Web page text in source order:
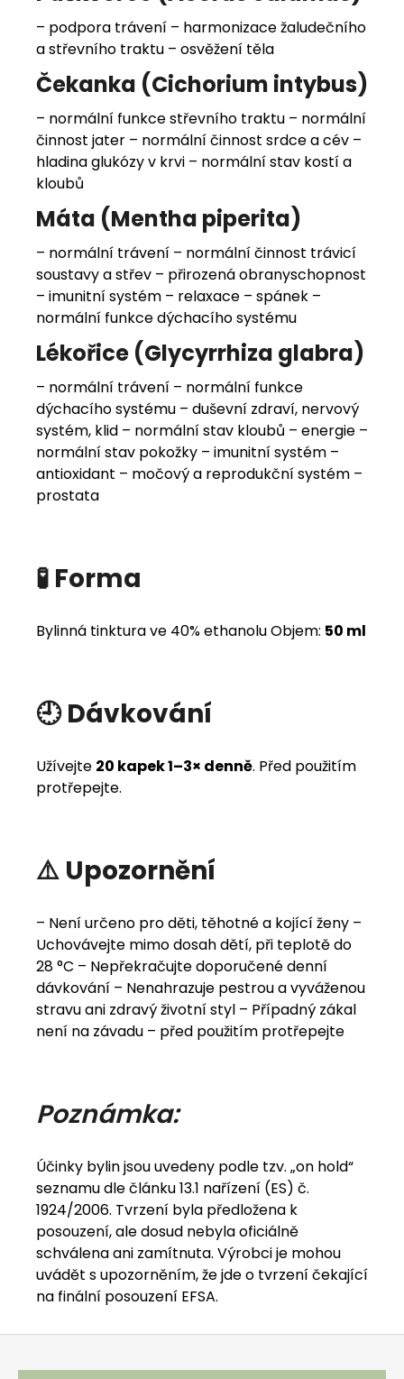
– podpora trávení – harmonizace žaludečního
a střevního traktu – osvěžení těla
Čekanka (Cichorium intybus)
– normální funkce střevního traktu – normální
činnost jater – normální činnost srdce a cév –
hladina glukózy v krvi – normální stav kostí a
kloubů
Máta (Mentha piperita)
– normální trávení – normální činnost trávicí
soustavy a střev – přirozená obranyschopnost
– imunitní systém – relaxace – spánek –
normální funkce dýchacího systému
Lékořice (Glycyrrhiza glabra)
– normální trávení – normální funkce
dýchacího systému – duševní zdraví, nervový
systém, klid – normální stav kloubů – energie –
normální stav pokožky – imunitní systém –
antioxidant – močový a reprodukční systém –
prostata
🧪 Forma
Bylinná tinktura ve 40% ethanolu Objem: 50 ml
🕘 Dávkování
Užívejte 20 kapek 1–3× denně. Před použitím
protřepejte.
⚠️ Upozornění
– Není určeno pro děti, těhotné a kojící ženy –
Uchovávejte mimo dosah dětí, při teplotě do
28 °C – Nepřekračujte doporučené denní
dávkování – Nenahrazuje pestrou a vyváženou
stravu ani zdravý životní styl – Případný zákal
není na závadu – před použitím protřepejte
Poznámka:
Účinky bylin jsou uvedeny podle tzv. „on hold“
seznamu dle článku 13.1 nařízení (ES) č.
1924/2006. Tvrzení byla předložena k
posouzení, ale dosud nebyla oficiálně
schválena ani zamítnuta. Výrobci je mohou
uvádět s upozorněním, že jde o tvrzení čekající
na finální posouzení EFSA.